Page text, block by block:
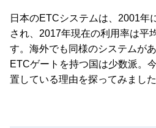
日本のETCシステムは、2001年
され、2017年現在の利用率は平
す。海外でも同様のシステムが
ETCゲートを持つ国は少数派。
置している理由を探ってみました